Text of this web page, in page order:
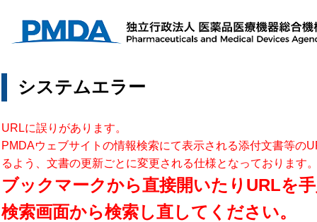
システムエラー
URLに誤りがあります。
PMDAウェブサイトの情報検索にて表示される添付文書等の
るよう、文書の更新ごとに変更される仕様となっております
ブックマークから直接開いたりURLを
検索画面から検索し直してください。